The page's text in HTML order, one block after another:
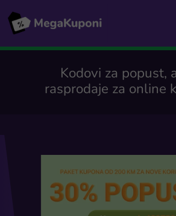
Kodovi za popust,
rasprodaje za online